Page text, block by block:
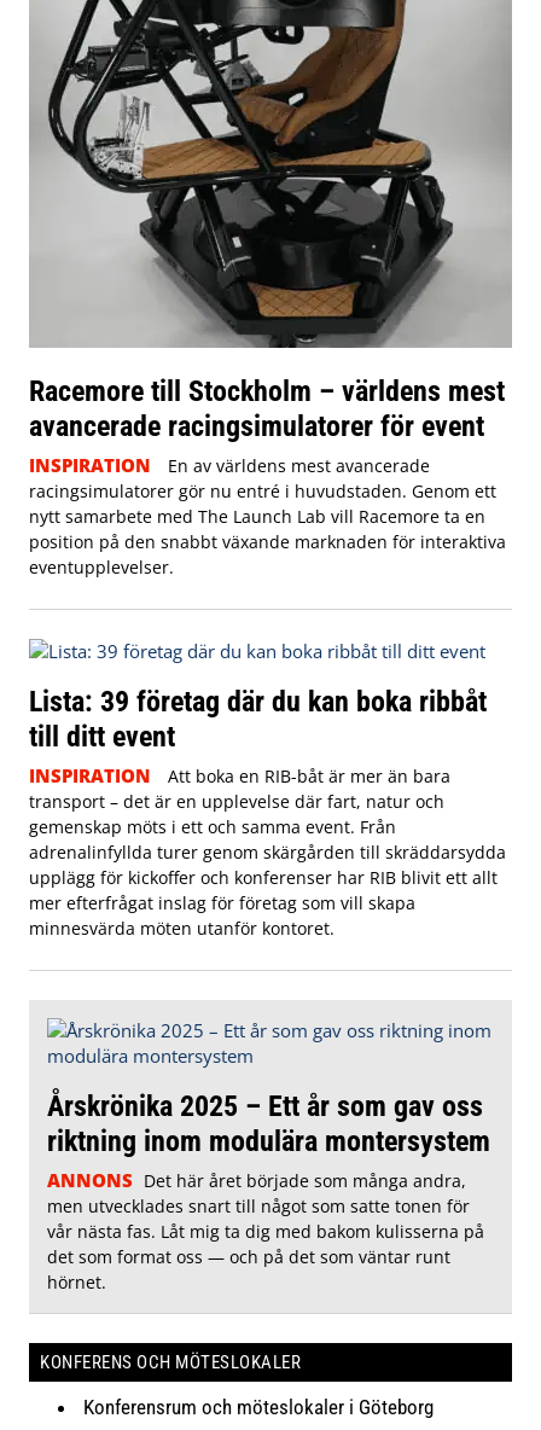
Racemore till Stockholm – världens mest
avancerade racingsimulatorer för event
INSPIRATION
En av världens mest avancerade
racingsimulatorer gör nu entré i huvudstaden. Genom ett
nytt samarbete med The Launch Lab vill Racemore ta en
position på den snabbt växande marknaden för interaktiva
eventupplevelser.
Lista: 39 företag där du kan boka ribbåt
till ditt event
INSPIRATION
Att boka en RIB-båt är mer än bara
transport – det är en upplevelse där fart, natur och
gemenskap möts i ett och samma event. Från
adrenalinfyllda turer genom skärgården till skräddarsydda
upplägg för kickoffer och konferenser har RIB blivit ett allt
mer efterfrågat inslag för företag som vill skapa
minnesvärda möten utanför kontoret.
Årskrönika 2025 – Ett år som gav oss
riktning inom modulära montersystem
ANNONS Det här året började som många andra,
men utvecklades snart till något som satte tonen för
vår nästa fas. Låt mig ta dig med bakom kulisserna på
det som format oss — och på det som väntar runt
hörnet.
KONFERENS OCH MÖTESLOKALER
Konferensrum och möteslokaler i Göteborg